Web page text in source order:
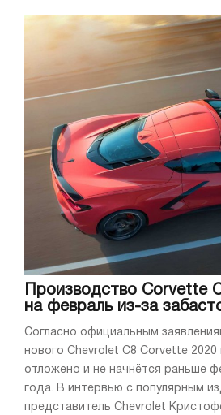
Производство Corvette
на февраль из-за
Согласно официальным
нового Chevrolet C8 Corvette 2020
отложено и не начнётся раньше
года. В интервью с популярным
представитель Chevrolet